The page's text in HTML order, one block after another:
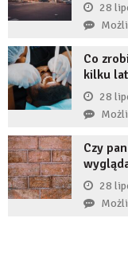
28
Co
kilku
28
Czy
28